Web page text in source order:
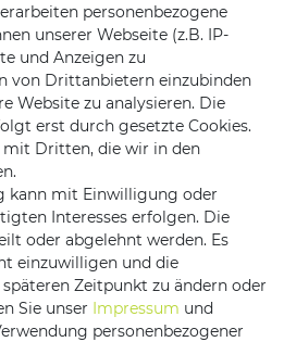
personenbezogene
unserer Webseite (z.B. IP-
und Anzeigen zu
von Drittanbietern einzubinden
Website zu analysieren. Die
erst durch gesetzte Cookies.
Dritten, die wir in den
kann mit Einwilligung oder
Interesses erfolgen. Die
oder abgelehnt werden. Es
einzuwilligen und die
Zeitpunkt zu ändern oder
Sie unser Impressum und
personenbezogener